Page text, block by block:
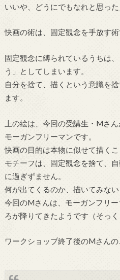
いいや、どうにでもなれと思った
快画の術は、固定観念を手放す術
固定観念に縛られているうちは
う」としてしまいます。
自分を捨て、描くという意識を
ます。
上の絵は、今回の受講生・Mさ
モーガンフリーマンです。
快画の目的は本物に似せて描くこ
モチーフは、固定観念を捨て、
に過ぎずません。
何が出てくるのか、描いてみない
今回のMさんは、モーガンフリ
ろが降りてきたようです（そっく
ワークショップ終了後のMさんの